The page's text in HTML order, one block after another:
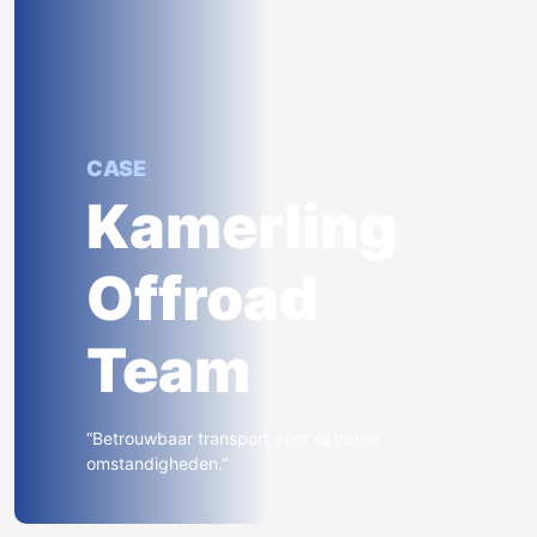
CASE
Kamerling
Offroad
Team
“Betrouwbaar transport voor extreme
omstandigheden.”